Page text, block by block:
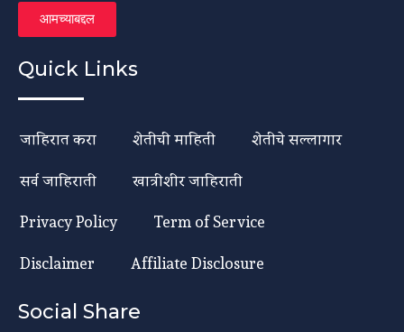
आमच्याबद्दल
Quick Links
जाहिरात करा शेतीची माहिती
शेतीचे सल्लागार
सर्व जाहिराती
खात्रीशीर जाहिराती
Privacy Policy
Term of Service
Disclaimer
Affiliate Disclosure
Social Share